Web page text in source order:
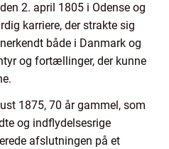
2. april 1805 i Odense og
karriere, der strakte sig
både i Danmark og
og fortællinger, der kunne
1875, 70 år gammel, som
og indflydelsesrige
afslutningen på et